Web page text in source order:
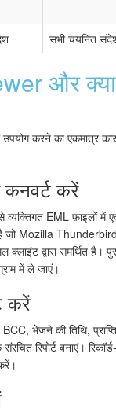
सभी चयनित
और
करने का एकमात्र
करें
EML फ़ाइलों में
जो Mozilla
द्वारा समर्थित है।
में ले जाएं।
करें
BCC, भेजने की तिथि,
रिपोर्ट बनाएं।